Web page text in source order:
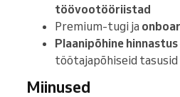
töövootööriistad
Premium-tugi ja
Plaanipõhine hinnastus
töötajapõhiseid
Miinused